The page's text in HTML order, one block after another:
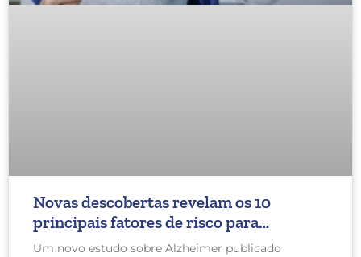
Novas descobertas revelam os 10
principais fatores de risco para
Alzheimer
Um novo estudo sobre Alzheimer publicado